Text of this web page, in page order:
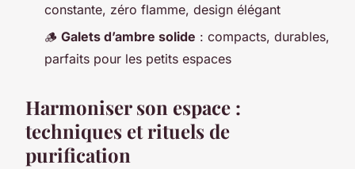
constante, zéro flamme, design élégant
🪵 Galets d’ambre solide : compacts, durables,
parfaits pour les petits espaces
Harmoniser son espace :
techniques et rituels de
purification